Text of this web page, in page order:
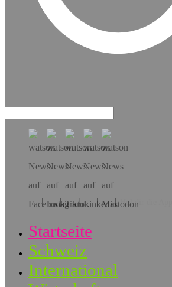
Hol dir die App!
Startseite
Schweiz
International